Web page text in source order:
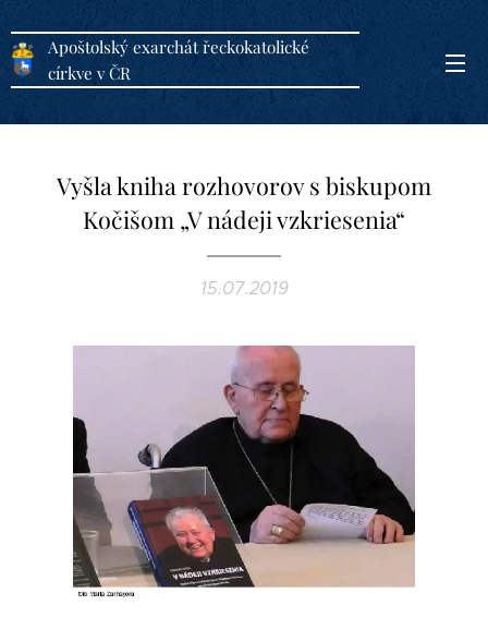
Apoštolský exarchát řeckokatolické
církve v ČR
Vyšla kniha rozhovorov s biskupom
Kočišom „V nádeji vzkriesenia“
15.07.2019